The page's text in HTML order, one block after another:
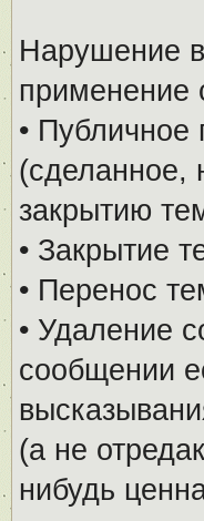
Нарушение
применение
•
(сделанное,
закрытию
• Закрытие
• Перенос
• Удаление
сообщении
(а не
нибудь